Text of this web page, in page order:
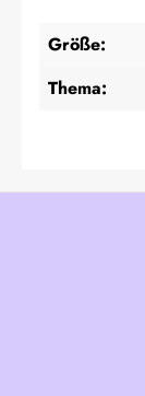
Größe:
Thema: